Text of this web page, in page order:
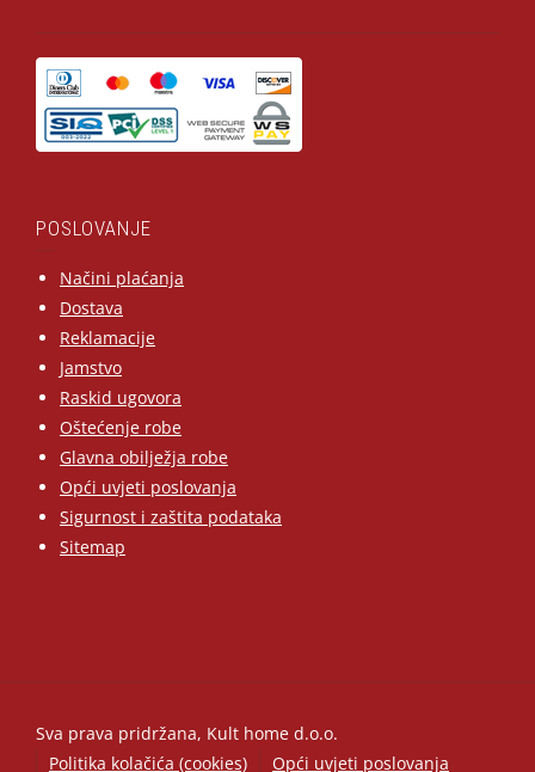
POSLOVANJE
Načini plaćanja
Dostava
Reklamacije
Jamstvo
Raskid ugovora
Oštećenje robe
Glavna obilježja robe
Opći uvjeti poslovanja
Sigurnost i zaštita podataka
Sitemap
Sva prava pridržana, Kult home d.o.o.
Politika kolačića (cookies)
Opći uvjeti poslovanja